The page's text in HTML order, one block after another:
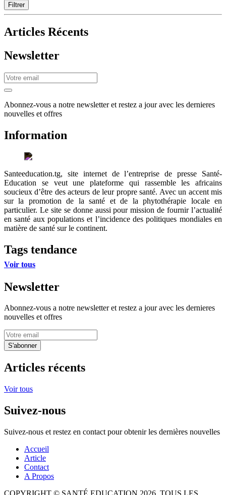
Filtrer
Articles Récents
Newsletter
Abonnez-vous a notre newsletter et restez a jour avec les dernieres
nouvelles et offres
Information
Santeeducation.tg, site internet de l’entreprise de presse Santé-
Education se veut une plateforme qui rassemble les africains
soucieux d’être des acteurs de leur propre santé. Avec un accent mis
sur la promotion de la santé et de la phytothérapie locale en
particulier. Le site se donne aussi pour mission de fournir l’actualité
en santé aux populations et l’incidence des politiques mondiales en
matière de santé sur le continent.
Tags tendance
Voir tous
Newsletter
Abonnez-vous a notre newsletter et restez a jour avec les dernieres
nouvelles et offres
S'abonner
Articles récents
Voir tous
Suivez-nous
Suivez-nous et restez en contact pour obtenir les dernières nouvelles
Accueil
Article
Contact
A Propos
COPYRIGHT © SANTÉ EDUCATION 2026. TOUS LES